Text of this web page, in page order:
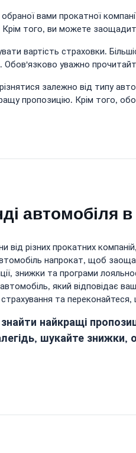
вами прокатної
того, ви можете
вартість страховки.
Обов'язково уважно
залежно від типу
пропозицію. Крім того,
автомобіля
від різних прокатних
напрокат, щоб
знижки та програми
який відповідає
страхування та
найкращі
шукайте знижки,